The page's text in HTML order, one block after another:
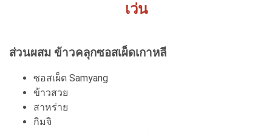
เว่น
ส่วนผสม ข้าวคลุกซอสเผ็ดเกาหลี
ซอสเผ็ด Samyang
ข้าวสวย
สาหร่าย
กิมจิ